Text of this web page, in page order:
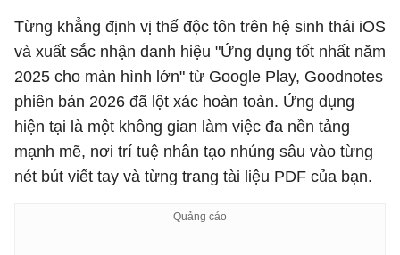
Từng khẳng định vị thế độc tôn trên hệ sinh thái iOS
và xuất sắc nhận danh hiệu "Ứng dụng tốt nhất năm
2025 cho màn hình lớn" từ Google Play, Goodnotes
phiên bản 2026 đã lột xác hoàn toàn. Ứng dụng
hiện tại là một không gian làm việc đa nền tảng
mạnh mẽ, nơi trí tuệ nhân tạo nhúng sâu vào từng
nét bút viết tay và từng trang tài liệu PDF của bạn.